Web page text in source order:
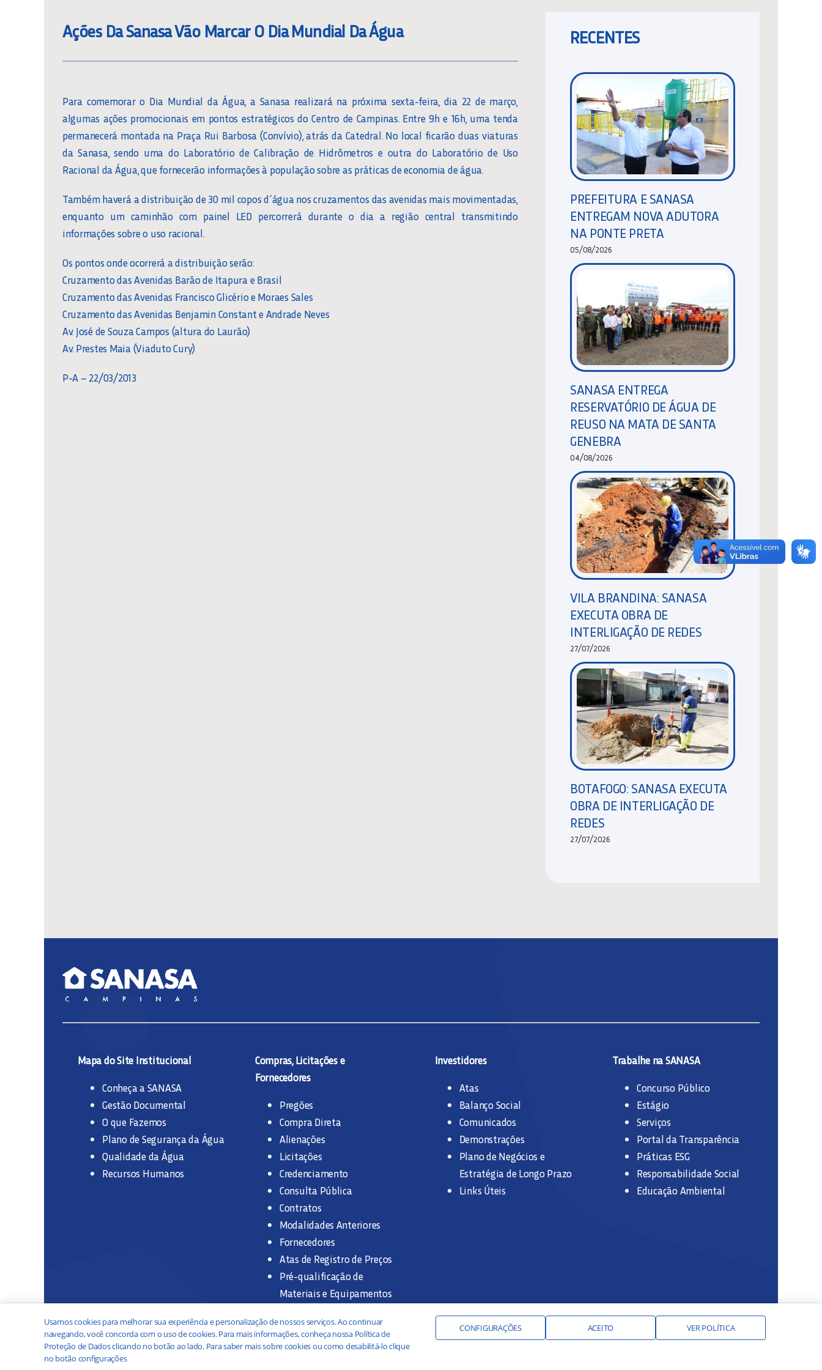
Ações Da Sanasa Vão Marcar O Dia Mundial Da Água
Para comemorar o Dia Mundial da Água, a Sanasa realizará na próxima sexta-feira, dia 22 de março,
algumas ações promocionais em pontos estratégicos do Centro de Campinas. Entre 9h e 16h, uma tenda
permanecerá montada na Praça Rui Barbosa (Convívio), atrás da Catedral. No local ficarão duas viaturas
da Sanasa, sendo uma do Laboratório de Calibração de Hidrômetros e outra do Laboratório de Uso
Racional da Água, que fornecerão informações à população sobre as práticas de economia de água.
Também haverá a distribuição de 30 mil copos d´água nos cruzamentos das avenidas mais movimentadas,
enquanto um caminhão com painel LED percorrerá durante o dia a região central transmitindo
informações sobre o uso racional.
Os pontos onde ocorrerá a distribuição serão:
Cruzamento das Avenidas Barão de Itapura e Brasil
Cruzamento das Avenidas Francisco Glicério e Moraes Sales
Cruzamento das Avenidas Benjamin Constant e Andrade Neves
Av. José de Souza Campos (altura do Laurão)
Av. Prestes Maia (Viaduto Cury)
P-A – 22/03/2013
RECENTES
PREFEITURA E SANASA
ENTREGAM NOVA ADUTORA
NA PONTE PRETA
05/08/2026
SANASA ENTREGA
RESERVATÓRIO DE ÁGUA DE
REUSO NA MATA DE SANTA
GENEBRA
04/08/2026
VILA BRANDINA: SANASA
EXECUTA OBRA DE
INTERLIGAÇÃO DE REDES
27/07/2026
BOTAFOGO: SANASA EXECUTA
OBRA DE INTERLIGAÇÃO DE
REDES
27/07/2026
Mapa do Site Institucional
Conheça a SANASA
Gestão Documental
O que Fazemos
Plano de Segurança da Água
Qualidade da Água
Recursos Humanos
Compras, Licitações e
Fornecedores
Pregões
Compra Direta
Alienações
Licitações
Credenciamento
Consulta Pública
Contratos
Modalidades Anteriores
Fornecedores
Atas de Registro de Preços
Pré-qualificação de
Materiais e Equipamentos
Documentação Interna
Investidores
Atas
Balanço Social
Comunicados
Demonstrações
Plano de Negócios e
Estratégia de Longo Prazo
Links Úteis
Trabalhe na SANASA
Concurso Público
Estágio
Serviços
Portal da Transparência
Práticas ESG
Responsabilidade Social
Educação Ambiental
Usamos cookies para melhorar sua experiência e personalização de nossos serviços. Ao continuar
navegando, você concorda com o uso de cookies. Para mais informações, conheça nossa Política de
Proteção de Dados clicando no botão ao lado. Para saber mais sobre cookies ou como desabilitá-lo clique
no botão configurações
CONFIGURAÇÕES ACEITO VER POLÍTICA